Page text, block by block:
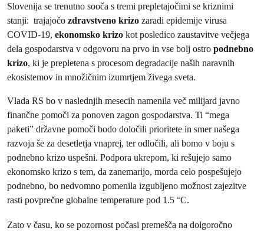
Slovenija se trenutno sooča s tremi prepletajočimi se kriznimi
stanji: trajajočo zdravstveno krizo zaradi epidemije virusa
COVID-19, ekonomsko krizo kot posledico zaustavitve večjega
dela gospodarstva v odgovoru na prvo in vse bolj ostro podnebno
krizo, ki je prepletena s procesom degradacije naših naravnih
ekosistemov in množičnim izumrtjem živega sveta.
Vlada RS bo v naslednjih mesecih namenila več milijard javno
finančne pomoči za ponoven zagon gospodarstva. Ti “mega
paketi” državne pomoči bodo določili prioritete in smer našega
razvoja še za desetletja vnaprej, ter odločili, ali bomo v boju s
podnebno krizo uspešni. Podpora ukrepom, ki rešujejo samo
ekonomsko krizo s tem, da zanemarijo, morda celo pospešujejo
podnebno, bo nedvomno pomenila izgubljeno možnost zajezitve
rasti povprečne globalne temperature pod 1.5 °C.
Zato v času, ko se pozornost počasi premešča na dolgoročno